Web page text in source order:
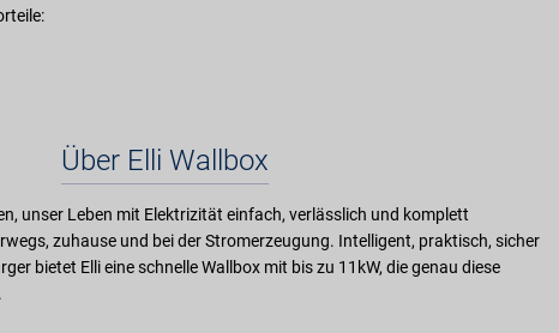
Über Elli Wallbox
unser Leben mit Elektrizität einfach, verlässlich und komplett
zuhause und bei der Stromerzeugung. Intelligent, praktisch, sicher
bietet Elli eine schnelle Wallbox mit bis zu 11kW, die genau diese